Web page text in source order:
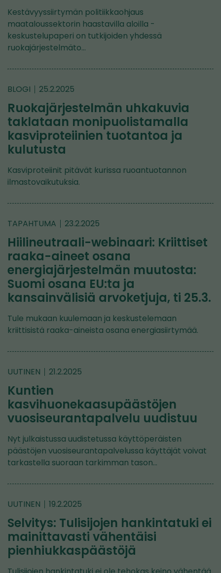
Kestävyyssiirtymän politiikkaohjaus
maataloussektorin haastavilla aloilla -
keskustelupaperi on tutkijoiden yhdessä
ruokajärjestelmäto…
BLOGI 25.2.2025
Ruokajärjestelmän uhkakuvia
taklataan monipuolistamalla
kasviproteiinien tuotantoa ja
kulutusta
Kasviproteiinit pitävät kurissa ruoantuotannon
ilmastovaikutuksia.
TAPAHTUMA 23.2.2025
Hiilineutraali-webinaari: Kriittiset
raaka-aineet osana
energiajärjestelmän muutosta:
Suomi osana EU:ta ja
kansainvälisiä arvoketjuja, ti 25.3.
Tule mukaan kuulemaan ja keskustelemaan
kriittisistä raaka-aineista osana energiasiirtymää.
UUTINEN 21.2.2025
Kuntien
kasvihuonekaasupäästöjen
vuosiseurantapalvelu uudistuu
Nyt julkaistussa uudistetussa käyttöperäisten
päästöjen vuosiseurantapalvelussa käyttäjät voivat
tarkastella suoraan tarkimman tason…
UUTINEN 19.2.2025
Selvitys: Tulisijojen hankintatuki ei
mainittavasti vähentäisi
pienhiukkaspäästöjä